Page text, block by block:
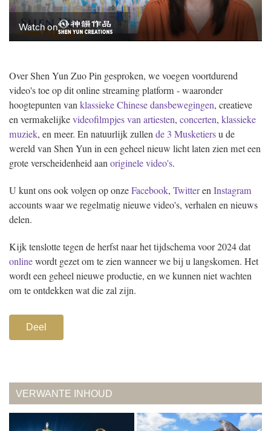
Over Shen Yun Zuo Pin gesproken, we voegen voortdurend
video's toe op dit online streaming platform - waaronder
hoogtepunten vanklassieke Chinese dansbewegingen, creatieve
en vermakelijkevideofilmpjes van artiesten, concerten, klassieke
muziek, en meer. En natuurlijk zullende 3 Musketiersu de
wereld van Shen Yun in een geheel nieuw licht laten zien met een
grote verscheidenheid aanoriginele video's.
U kunt ons ook volgen op onzeFacebook, TwitterenInstagram
accounts waar we regelmatig nieuwe video's, verhalen en nieuws
delen.
Kijk tenslotte tegen de herfst naar het tijdschema voor 2024 dat
onlinewordt gezet om te zien wanneer we bij u langskomen. Het
wordt een geheel nieuwe productie, en we kunnen niet wachten
om te ontdekken wat die zal zijn.
Deel
VERWANTE INHOUD